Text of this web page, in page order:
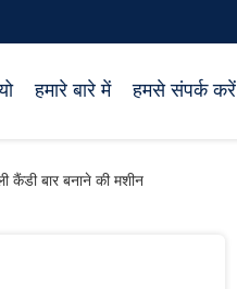
हमारे बारे में हमसे संपर्क करें
कैंडी बार बनाने की मशीन